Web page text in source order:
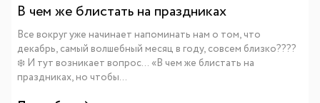
В чем же блистать на праздниках
Все вокруг уже начинает напоминать нам о том, что
декабрь, самый волшебный месяц в году, совсем близко????
❄️ И тут возникает вопрос… «В чем же блистать на
праздниках, но чтобы...